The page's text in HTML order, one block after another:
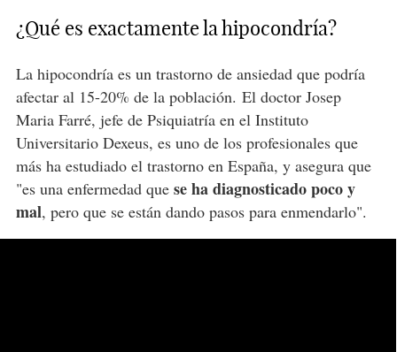
¿Qué es exactamente la hipocondría?
La hipocondría es un trastorno de ansiedad que podría
afectar al 15-20% de la población. El doctor Josep
Maria Farré, jefe de Psiquiatría en el Instituto
Universitario Dexeus, es uno de los profesionales que
más ha estudiado el trastorno en España, y asegura que
"es una enfermedad que se ha diagnosticado poco y
mal, pero que se están dando pasos para enmendarlo".